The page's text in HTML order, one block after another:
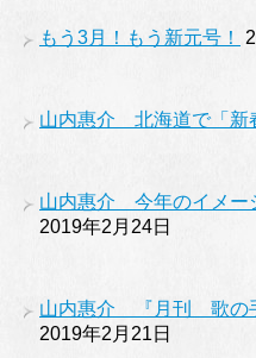
もう3月！もう新元号！
山内惠介 北海道で「新
山内惠介 今年のイメー
2019年2月24日
山内惠介 『月刊 歌の
2019年2月21日